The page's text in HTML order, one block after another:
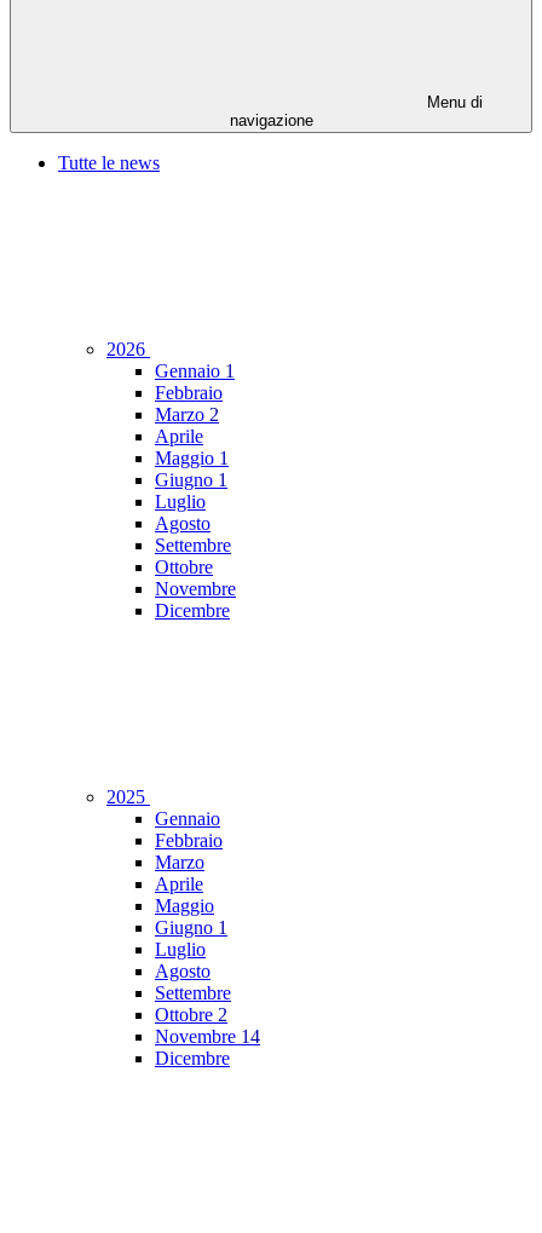
Menu di
navigazione
Tutte le news
2026
Gennaio 1
Febbraio
Marzo 2
Aprile
Maggio 1
Giugno 1
Luglio
Agosto
Settembre
Ottobre
Novembre
Dicembre
2025
Gennaio
Febbraio
Marzo
Aprile
Maggio
Giugno 1
Luglio
Agosto
Settembre
Ottobre 2
Novembre 14
Dicembre